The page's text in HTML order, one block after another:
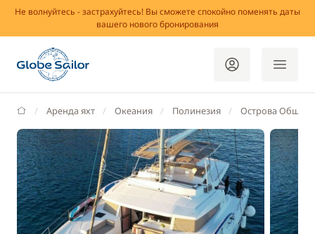
Не волнуйтесь - застрахуйтесь! Вы сможете спокойно поменять даты
вашего нового бронирования
GlobeSailor
Аренда яхт Океания Полинезия Острова